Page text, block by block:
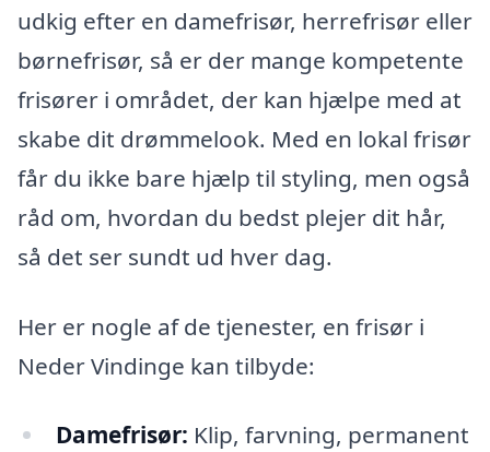
udkig efter en damefrisør, herrefrisør eller
børnefrisør, så er der mange kompetente
frisører i området, der kan hjælpe med at
skabe dit drømmelook. Med en lokal frisør
får du ikke bare hjælp til styling, men også
råd om, hvordan du bedst plejer dit hår,
så det ser sundt ud hver dag.
Her er nogle af de tjenester, en frisør i
Neder Vindinge kan tilbyde:
Damefrisør: Klip, farvning, permanent